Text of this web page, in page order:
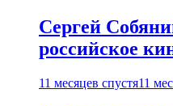
Сергей
российское
11 месяцев спустя11